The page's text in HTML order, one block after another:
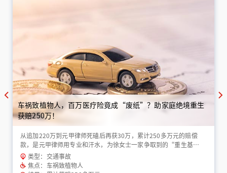
车祸致植物人，百万医疗险竟成“废纸”？助家庭绝境重生
获赔250万！
从追加220万到元甲律师死磕后再获30万，累计250多万元的赔偿
款，是元甲律师用专业和汗水，为徐女士一家争取到的“重生基
金”！
类型：交通事故
焦点：车祸致植物人